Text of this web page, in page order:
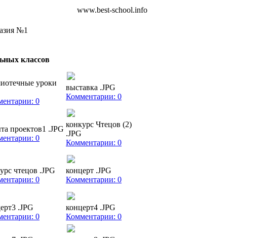
www.best-school.info
№1
классов
уроки
0
выставка .JPG
Комментарии: 0
проектов1 .JPG
0
конкурс Чтецов (2)
.JPG
Комментарии: 0
чтецов .JPG
0
концерт .JPG
Комментарии: 0
.JPG
0
концерт4 .JPG
Комментарии: 0